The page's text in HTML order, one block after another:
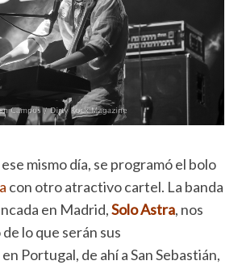
mismo día, se programó el bolo
con otro atractivo cartel. La banda
en Madrid,Solo Astra, nos
lo que serán sus
Portugal, de ahí a San Sebastián,